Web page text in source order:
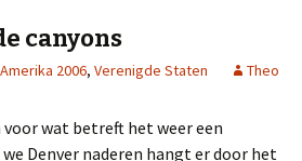
canyons
Amerika 2006, Verenigde Staten Theo
voor wat betreft het weer een
Denver naderen hangt er door het